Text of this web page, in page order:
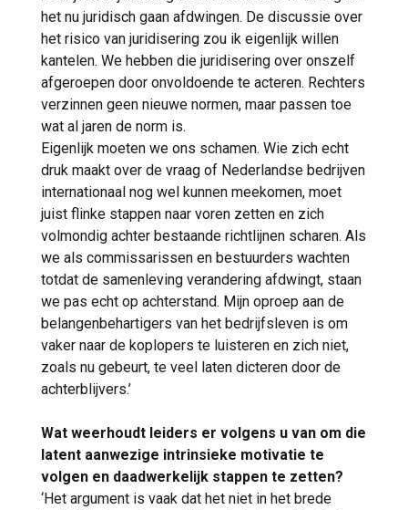
het nu juridisch gaan afdwingen. De discussie over
het risico van juridisering zou ik eigenlijk willen
kantelen. We hebben die juridisering over onszelf
afgeroepen door onvoldoende te acteren. Rechters
verzinnen geen nieuwe normen, maar passen toe
wat al jaren de norm is.
Eigenlijk moeten we ons schamen. Wie zich echt
druk maakt over de vraag of Nederlandse bedrijven
internationaal nog wel kunnen meekomen, moet
juist flinke stappen naar voren zetten en zich
volmondig achter bestaande richtlijnen scharen. Als
we als commissarissen en bestuurders wachten
totdat de samenleving verandering afdwingt, staan
we pas echt op achterstand. Mijn oproep aan de
belangenbehartigers van het bedrijfsleven is om
vaker naar de koplopers te luisteren en zich niet,
zoals nu gebeurt, te veel laten dicteren door de
achterblijvers.’
Wat weerhoudt leiders er volgens u van om die
latent aanwezige intrinsieke motivatie te
volgen en daadwerkelijk stappen te zetten?
‘Het argument is vaak dat het niet in het brede